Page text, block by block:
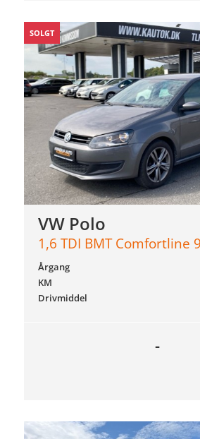
SOLGT
VW Polo
1,6 TDI BMT Comfortline
-
Årgang
KM
Drivmiddel